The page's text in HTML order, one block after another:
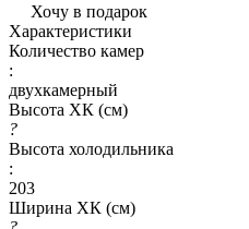
Хочу в подарок
Характеристики
Количество камер
:
двухкамерный
Высота ХК (см)
?
Высота холодильника
:
203
Ширина ХК (см)